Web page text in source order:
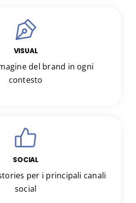
VISUAL
del brand in ogni
contesto
SOCIAL
per i principali canali
social